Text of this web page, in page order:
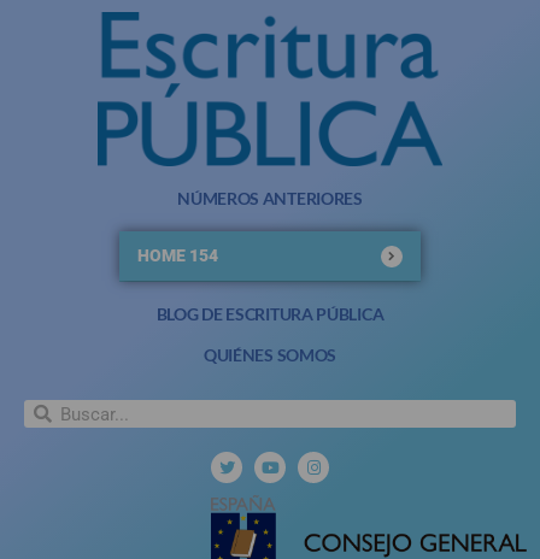
NÚMEROS ANTERIORES
HOME 154
BLOG DE ESCRITURA PÚBLICA
QUIÉNES SOMOS